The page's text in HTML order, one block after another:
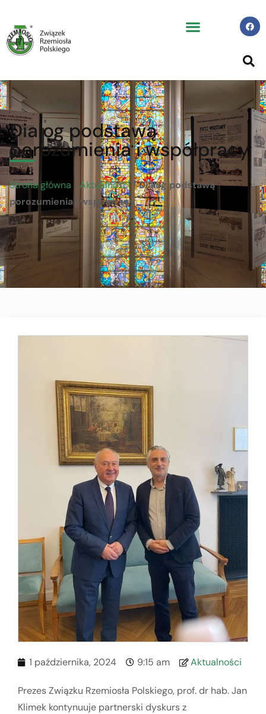
Dialog podstawą
porozumienia i współpracy
Strona główna / Aktualności/Dialog podstawą
porozumienia i współpracy
1 października, 2024 9:15 am Aktualności
Prezes Związku Rzemiosła Polskiego, prof. dr hab. Jan
Klimek kontynuuje partnerski dyskurs z